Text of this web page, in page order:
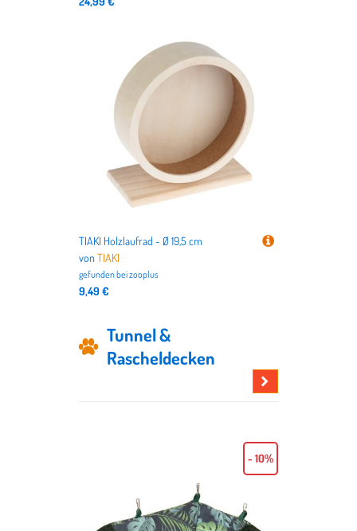
TIAKI Holzlaufrad - Ø 19,5 cm
vonTIAKI
gefunden beizooplus
9,49 €
Tunnel &
Rascheldecken
- 10%